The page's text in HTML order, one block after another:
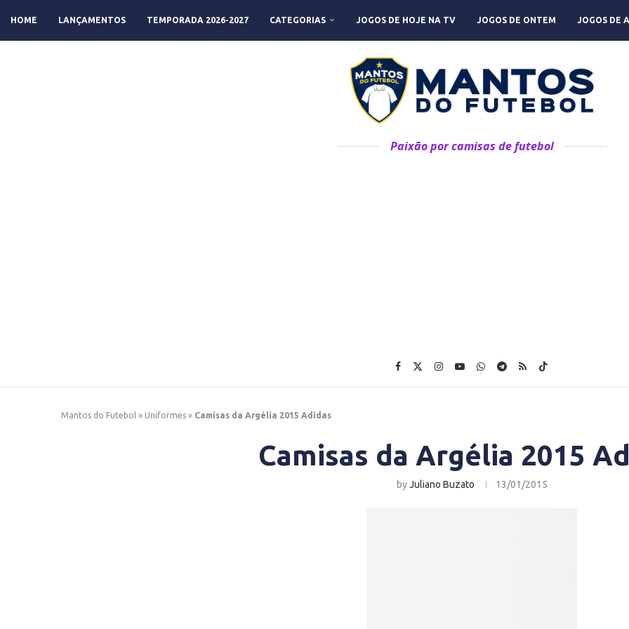
HOME LANÇAMENTOS TEMPORADA 2026-2027 CATEGORIAS JOGOS DE HOJE NA TV JOGOS DE ONTEM JOGOS DE
Paixão por camisas de futebol
Mantos do Futebol » Uniformes » Camisas da Argélia 2015 Adidas
Camisas da Argélia 2015
byJuliano Buzato 13/01/2015